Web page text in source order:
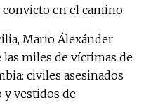
convicto en el camino.
Mario Álexánder
las miles de víctimas de
civiles asesinados
vestidos de